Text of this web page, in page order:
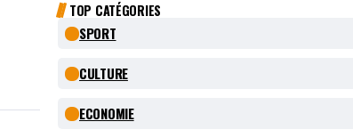
TOP CATÉGORIES
SPORT
CULTURE
ECONOMIE